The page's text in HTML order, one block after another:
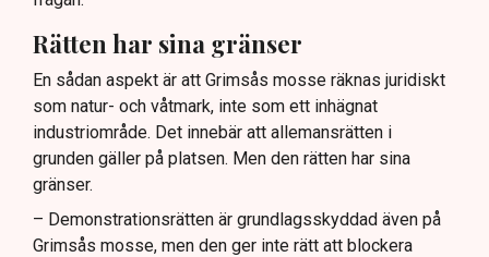
Rätten har sina gränser
En sådan aspekt är att Grimsås mosse räknas juridiskt
som natur- och våtmark, inte som ett inhägnat
industriområde. Det innebär att allemansrätten i
grunden gäller på platsen. Men den rätten har sina
gränser.
– Demonstrationsrätten är grundlagsskyddad även på
Grimsås mosse, men den ger inte rätt att blockera